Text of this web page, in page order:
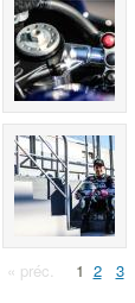
« préc. 1 2 3